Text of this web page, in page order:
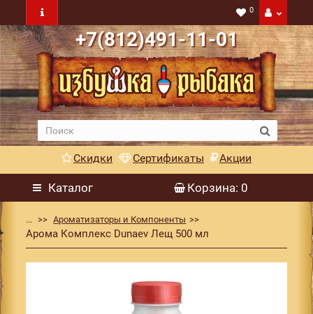
0
+7(812)491-11-01
Скидки Сертификаты Акции
Каталог Корзина: 0
... Ароматизаторы и Компоненты
Арома Комплекс Dunaev Лещ 500 мл